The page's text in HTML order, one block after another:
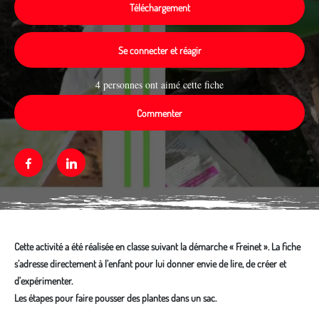
Téléchargement
Se connecter et réagir
4 personnes ont aimé cette fiche
Commenter
FacebookLinkedin
Cette activité a été réalisée en classe suivant la démarche « Freinet ». La fiche
s’adresse directement à l’enfant pour lui donner envie de lire, de créer et
d'expérimenter.
Les étapes pour faire pousser des plantes dans un sac.